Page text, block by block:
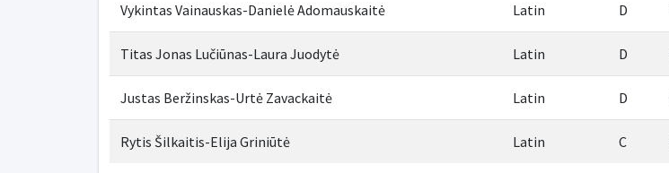
Vykintas Vainauskas-Danielė Adomauskaitė Latin D
Titas Jonas Lučiūnas-Laura Juodytė Latin D
Justas Beržinskas-Urtė Zavackaitė Latin D
Rytis Šilkaitis-Elija Griniūtė Latin C